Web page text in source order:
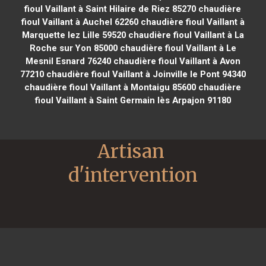
fioul Vaillant à Saint Hilaire de Riez 85270 chaudière
fioul Vaillant à Auchel 62260chaudière fioul Vaillant à
Marquette lez Lille 59520chaudière fioul Vaillant à La
Roche sur Yon 85000chaudière fioul Vaillant à Le
Mesnil Esnard 76240chaudière fioul Vaillant à Avon
77210chaudière fioul Vaillant à Joinville le Pont 94340
chaudière fioul Vaillant à Montaigu 85600 chaudière
fioul Vaillant à Saint Germain lès Arpajon 91180
Artisan
d'intervention